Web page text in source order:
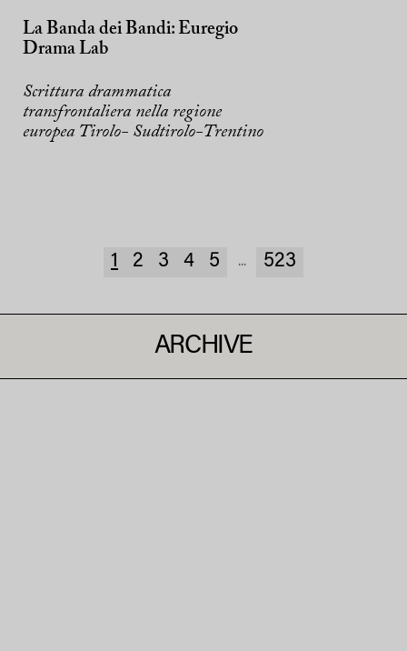
La Banda dei Bandi: Euregio
Drama Lab
Scrittura drammatica
transfrontaliera nella regione
europea Tirolo- Sudtirolo-Trentino
1 2 3 4 5 ... 523
ARCHIVE